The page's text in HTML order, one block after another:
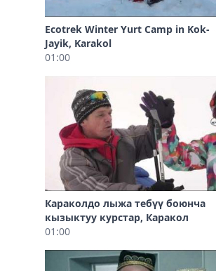
Ecotrek Winter Yurt Camp in Kok-
Jayik, Karakol
01:00
Караколдо лыжа тебүү боюнча
кызыктуу курстар, Каракол
01:00